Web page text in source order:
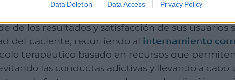
Data Deletion Data Access Privacy Policy
nuevas tecnologías o al consumismo.
del paciente, recurriendo al internamiento
terapéutico basado en recursos que
las conductas adictivas y llevando a